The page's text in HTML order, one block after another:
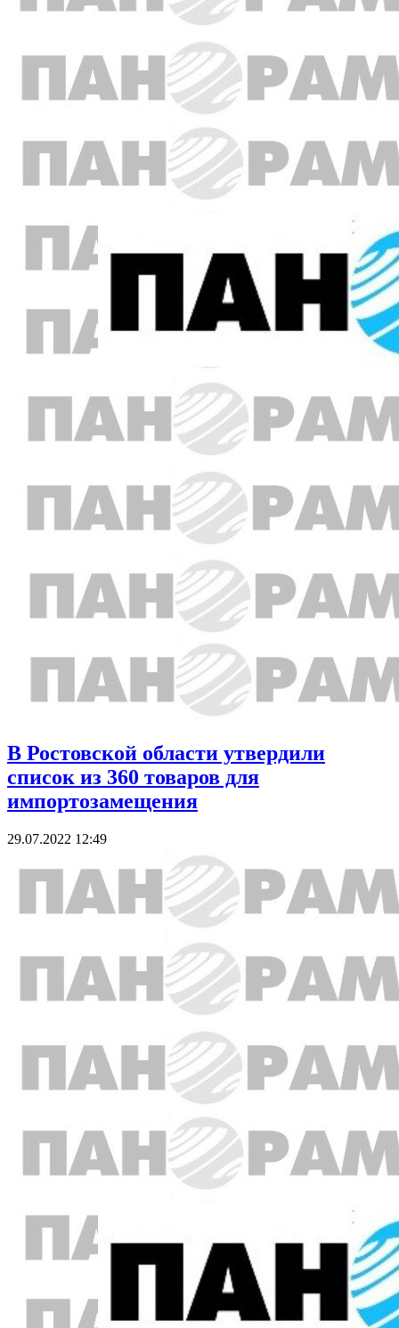
В Ростовской области утвердили
список из 360 товаров для
импортозамещения
29.07.2022 12:49